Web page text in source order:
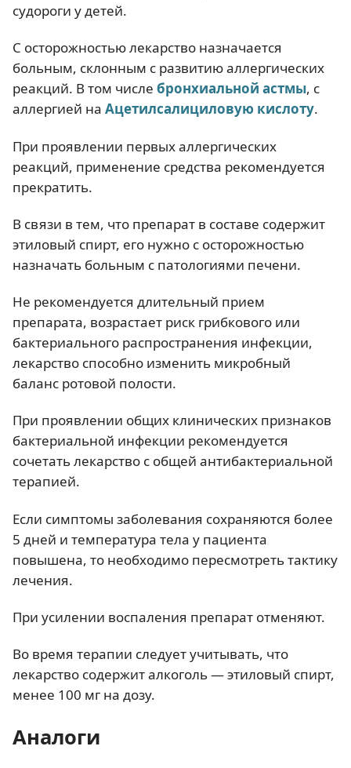
судороги у детей.
С осторожностью лекарство назначается
больным, склонным с развитию аллергических
реакций. В том числе бронхиальной астмы, с
аллергией на Ацетилсалициловую кислоту.
При проявлении первых аллергических
реакций, применение средства рекомендуется
прекратить.
В связи в тем, что препарат в составе содержит
этиловый спирт, его нужно с осторожностью
назначать больным с патологиями печени.
Не рекомендуется длительный прием
препарата, возрастает риск грибкового или
бактериального распространения инфекции,
лекарство способно изменить микробный
баланс ротовой полости.
При проявлении общих клинических признаков
бактериальной инфекции рекомендуется
сочетать лекарство с общей антибактериальной
терапией.
Если симптомы заболевания сохраняются более
5 дней и температура тела у пациента
повышена, то необходимо пересмотреть тактику
лечения.
При усилении воспаления препарат отменяют.
Во время терапии следует учитывать, что
лекарство содержит алкоголь — этиловый спирт,
менее 100 мг на дозу.
Аналоги